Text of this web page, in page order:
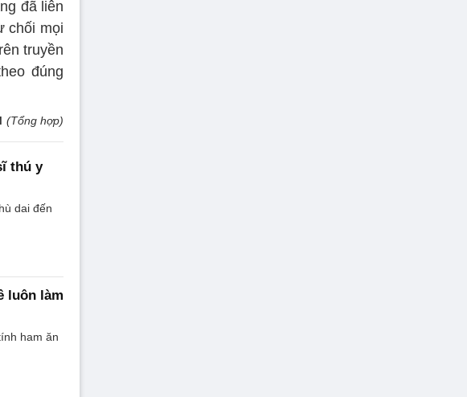
đã liên
chối mọi
truyền
đúng
(Tổng hợp)
thú y
dai đến
luôn làm
ham ăn